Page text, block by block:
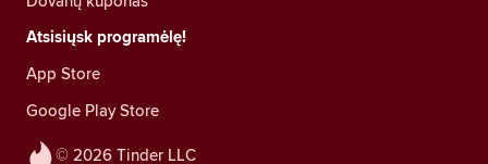
© 2026 Tinder LLC
Atsisiųsk programėlę!
App Store
Google Play Store